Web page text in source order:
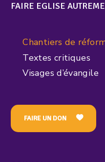
FAIRE EGLISE
Chantiers de
Textes critiques
Visages d’évangile
FAIRE UN DON